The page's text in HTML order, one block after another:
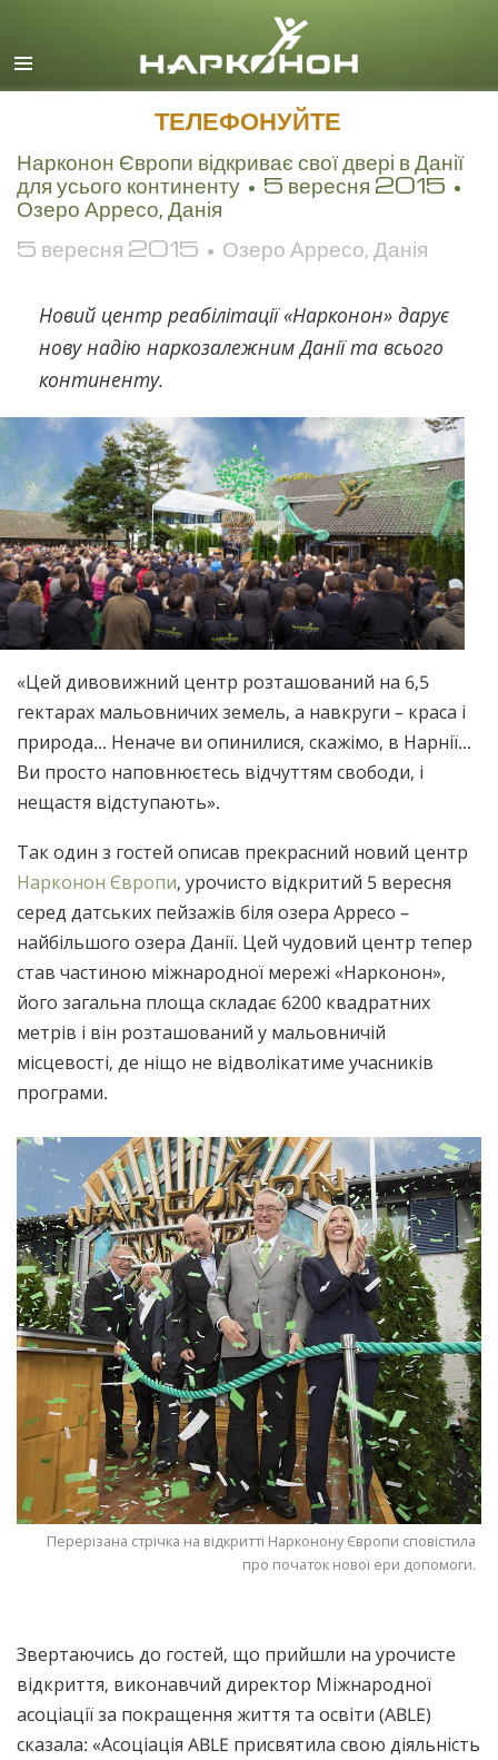
Dansk
Deutsch
Ελληνικά (Greek)
Español
Magyar
Italiano
Macedonian
Nederlands
Norsk
Portuguès
Русский (Russian)
Svenska
繁體中文 (Chinese)
Arabic
Nepali
Turkish
Всі регіони/мови
ТЕЛЕФОНУЙТЕ
Нарконон Європи відкриває свої двері в Данії
для усього континенту • 5 вересня 2015 •
Озеро Арресо, Данія
5 вересня 2015 • Озеро Арресо, Данія
Новий центр реабілітації «Нарконон» дарує
нову надію наркозалежним Данії та всього
континенту.
«Цей дивовижний центр розташований на 6,5
гектарах мальовничих земель, а навкруги – краса і
природа... Неначе ви опинилися, скажімо, в Нарнії...
Ви просто наповнюєтесь відчуттям свободи, і
нещастя відступають».
Так один з гостей описав прекрасний новий центр
Нарконон Європи, урочисто відкритий 5 вересня
серед датських пейзажів біля озера Арресо –
найбільшого озера Данії. Цей чудовий центр тепер
став частиною міжнародної мережі «Нарконон»,
його загальна площа складає 6200 квадратних
метрів і він розташований у мальовничій
місцевості, де ніщо не відволікатиме учасників
програми.
Перерізана стрічка на відкритті Нарконону Європи сповістила
про початок нової ери допомоги.
Звертаючись до гостей, що прийшли на урочисте
відкриття, виконавчий директор Міжнародної
асоціації за покращення життя та освіти (ABLE)
сказала: «Асоціація ABLE присвятила свою діяльність